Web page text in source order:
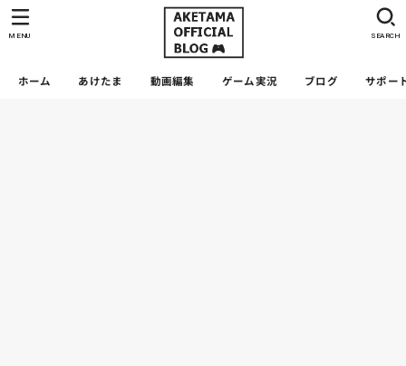
ホーム あけたま 動画編集 ゲーム実況 ブログ サポー
SEARCH
MENU